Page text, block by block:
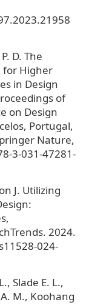
D. The
for Higher
in Design
of
on Design
Portugal,
Nature,
3-031-47281-
J. Utilizing
2024.
024-
Slade E. L.,
M., Koohang